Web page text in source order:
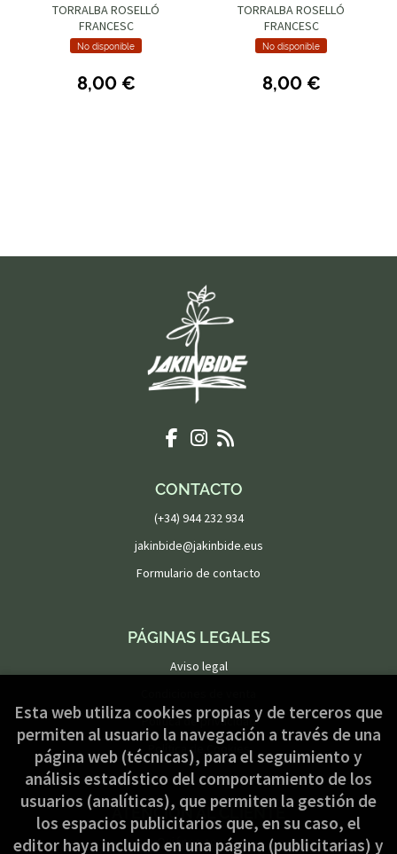
TORRALBA ROSELLÓ
FRANCESC
No disponible
8,00 €
TORRALBA ROSELLÓ
FRANCESC
No disponible
8,00 €
CONTACTO
(+34) 944 232 934
jakinbide@jakinbide.eus
Formulario de contacto
PÁGINAS LEGALES
Aviso legal
Política de privacidad
Política de Cookies
ATENCIÓN AL CLIENTE
Quiénes somos
Esta web utiliza cookies propias y de terceros que
permiten al usuario la navegación a través de una
página web (técnicas), para el seguimiento y
análisis estadístico del comportamiento de los
usuarios (analíticas), que permiten la gestión de
los espacios publicitarios que, en su caso, el
editor haya incluido en una página (publicitarias) y